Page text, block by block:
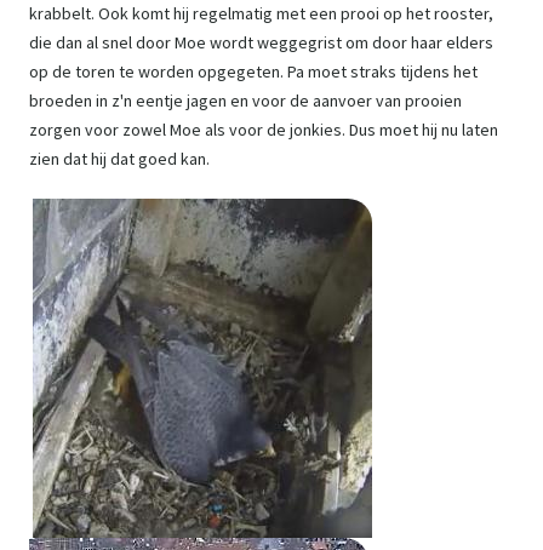
krabbelt. Ook komt hij regelmatig met een prooi op het rooster,
die dan al snel door Moe wordt weggegrist om door haar elders
op de toren te worden opgegeten. Pa moet straks tijdens het
broeden in z'n eentje jagen en voor de aanvoer van prooien
zorgen voor zowel Moe als voor de jonkies. Dus moet hij nu laten
zien dat hij dat goed kan.